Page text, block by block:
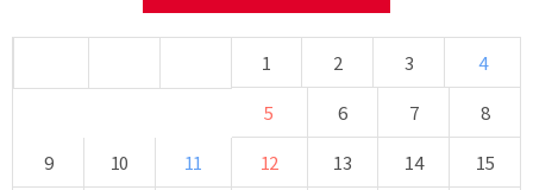
1 2 3
4
5
6 7
8
9
10 11 12 13 14
15